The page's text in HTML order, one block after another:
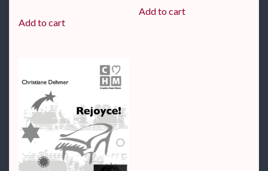
Add to cart
Add to cart